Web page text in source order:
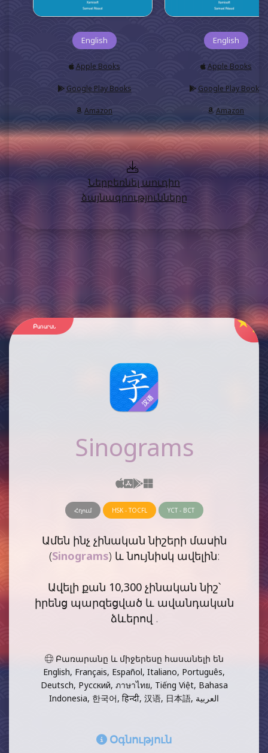
English
Apple Books
Google Play Books
Amazon
English
Apple Books
Google Play Books
Amazon
Ներբեռնել աուդիո
ձայնագրությունները
Բառարան
Sinograms
Հղում HSK - TOCFL YCT - BCT
Ամեն ինչ չինական նիշերի մասին
(Sinograms) և նույնիսկ ավելին:
Ավելի քան 10,300 չինական նիշ՝
իրենց պարզեցված և ավանդական
ձևերով .
Բառարանը և միջերեսը հասանելի են
English, Français, Español, Italiano, Português,
Deutsch, Русский, ภาษาไทย, Tiếng Việt, Bahasa
Indonesia, 한국어, हिन्दी, 汉语, 日本語, العربية
Օգնություն